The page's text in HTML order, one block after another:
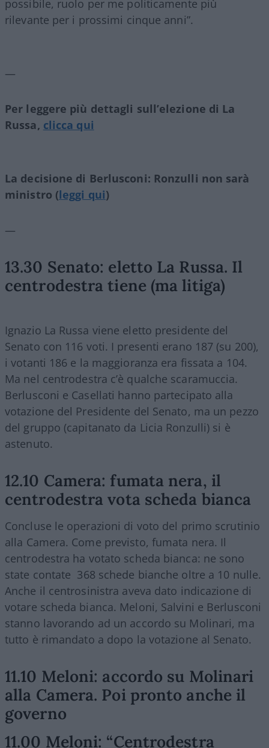
possibile, ruolo per me politicamente più
rilevante per i prossimi cinque anni”.
—
Per leggere più dettagli sull’elezione di La
Russa, clicca qui
La decisione di Berlusconi: Ronzulli non sarà
ministro (leggi qui)
—
13.30 Senato: eletto La Russa. Il
centrodestra tiene (ma litiga)
Ignazio La Russa viene eletto presidente del
Senato con 116 voti. I presenti erano 187 (su 200),
i votanti 186 e la maggioranza era fissata a 104.
Ma nel centrodestra c’è qualche scaramuccia.
Berlusconi e Casellati hanno partecipato alla
votazione del Presidente del Senato, ma un pezzo
del gruppo (capitanato da Licia Ronzulli) si è
astenuto.
12.10 Camera: fumata nera, il
centrodestra vota scheda bianca
Concluse le operazioni di voto del primo scrutinio
alla Camera. Come previsto, fumata nera. Il
centrodestra ha votato scheda bianca: ne sono
state contate 368 schede bianche oltre a 10 nulle.
Anche il centrosinistra aveva dato indicazione di
votare scheda bianca. Meloni, Salvini e Berlusconi
stanno lavorando ad un accordo su Molinari, ma
tutto è rimandato a dopo la votazione al Senato.
11.10 Meloni: accordo su Molinari
alla Camera. Poi pronto anche il
governo
11.00 Meloni: “Centrodestra